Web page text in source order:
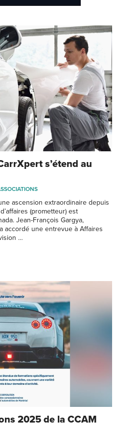
s’étend au
ascension extraordinaire depuis
(prometteur) est
Jean-François Gargya,
accordé une entrevue à Affaires
…
2025 de la CCAM